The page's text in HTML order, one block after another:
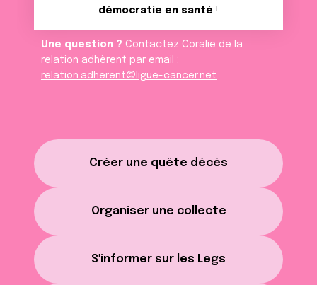
Créer une quête décès
Organiser une collecte
S'informer sur les Legs
démocratie en santé !
Une question ? Contactez Coralie de la
relation adhèrent par email :
relation.adherent@ligue-cancer.net